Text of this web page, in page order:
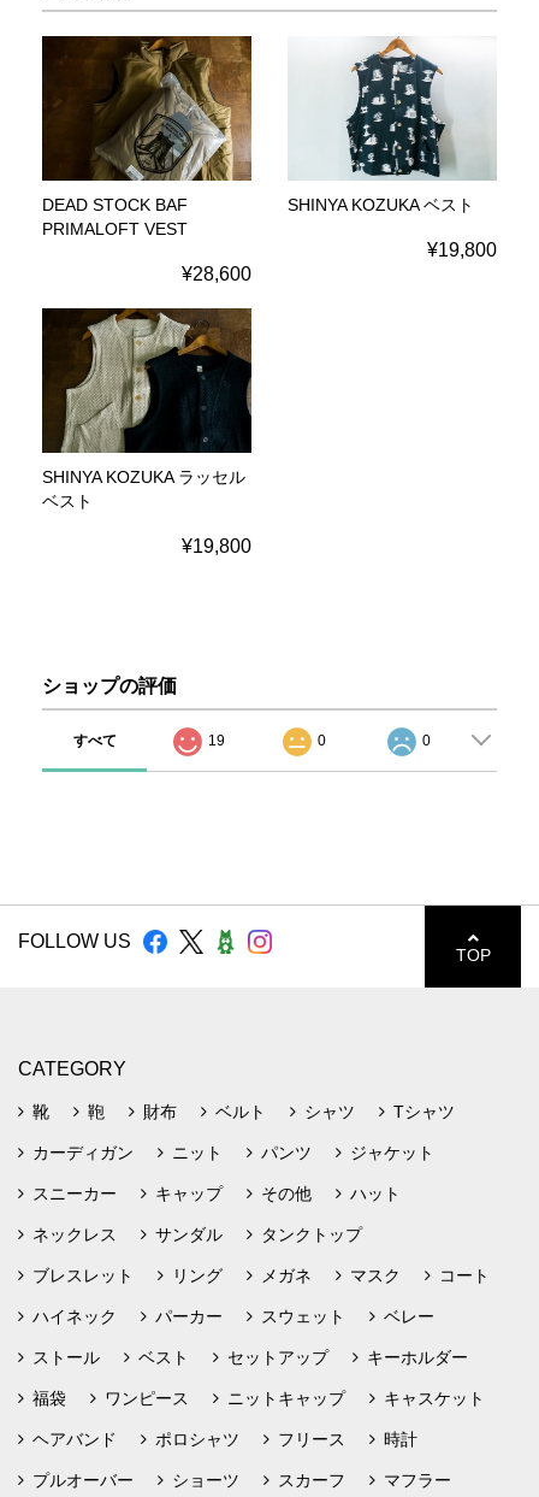
DEAD STOCK BAF
PRIMALOFT VEST
¥28,600
SHINYA KOZUKA ベスト
¥19,800
SHINYA KOZUKA ラッセル
ベスト
¥19,800
ショップの評価
すべて 19 0 0
FOLLOW US
TOP
CATEGORY
靴 鞄 財布 ベルト シャツ Tシャツ
カーディガン ニット パンツ ジャケット
スニーカー キャップ その他 ハット
ネックレス サンダル タンクトップ
ブレスレット リング メガネ マスク コート
ハイネック パーカー スウェット ベレー
ストール ベスト セットアップ キーホルダー
福袋 ワンピース ニットキャップ キャスケット
ヘアバンド ポロシャツ フリース 時計
プルオーバー ショーツ スカーフ マフラー